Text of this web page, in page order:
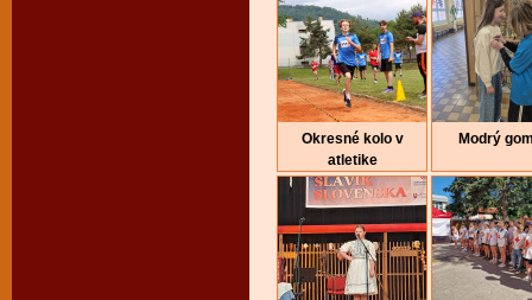
Okresné kolo v
atletike
Modrý